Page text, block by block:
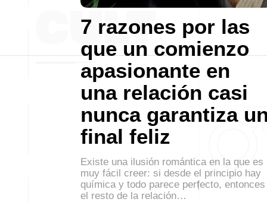
7 razones por las
que un comienzo
apasionante en
una relación casi
nunca garantiza
final feliz
Existe una ilusión romántica en la que es
muy fácil creer: si desde el principio hay
química y todo parece perfecto, entonces
el resto de la relación…